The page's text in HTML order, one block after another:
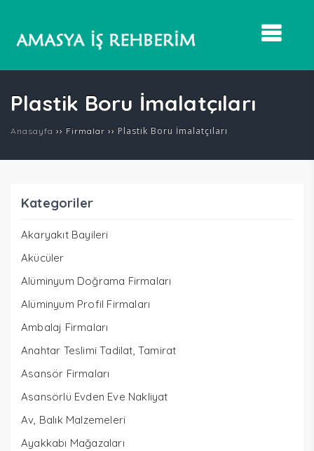
Plastik Boru İmalatçıları
Anasayfa ›› Firmalar ›› Plastik Boru İmalatçıları
Kategoriler
Akaryakıt Bayileri
Akücüler
Alüminyum Doğrama Firmaları
Alüminyum Profil Firmaları
Ambalaj Firmaları
Anahtar Teslimi Tadilat, Tamirat
Asansör Firmaları
Asansörlü Evden Eve Nakliyat
Av, Balık Malzemeleri
Ayakkabı Mağazaları